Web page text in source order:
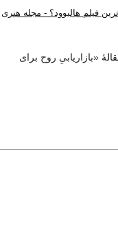
فیلم هالیوود؟ - مجله هنری
«بازاریابیِ روح برای